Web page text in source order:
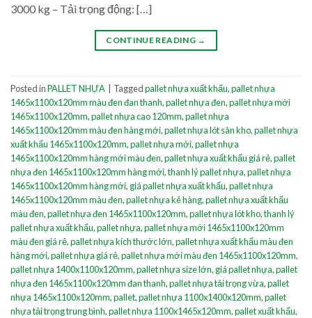
3000 kg – Tải trọng động: […]
CONTINUE READING →
Posted inPALLET NHỰA | Taggedpallet nhựa xuất khẩu,pallet nhựa
1465x1100x120mm màu đen đan thanh,pallet nhựa đen,pallet nhựa mới
1465x1100x120mm,pallet nhựa cao 120mm,pallet nhựa
1465x1100x120mm màu đen hàng mới,pallet nhựa lót sàn kho,pallet nhựa
xuất khẩu 1465x1100x120mm,pallet nhựa mới,pallet nhựa
1465x1100x120mm hàng mới màu đen,pallet nhựa xuất khẩu giá rẻ,pallet
nhựa đen 1465x1100x120mm hàng mới,thanh lý pallet nhựa,pallet nhựa
1465x1100x120mm hàng mới, giá pallet nhựa xuất khẩu,pallet nhựa
1465x1100x120mm màu đen,pallet nhựa kê hàng,pallet nhựa xuất khẩu
màu đen,pallet nhựa đen 1465x1100x120mm,pallet nhựa lót kho,thanh lý
pallet nhựa xuất khẩu,pallet nhựa,pallet nhựa mới 1465x1100x120mm
màu đen giá rẻ,pallet nhựa kích thước lớn,pallet nhựa xuất khẩu màu đen
hàng mới,pallet nhựa giá rẻ,pallet nhựa mới màu đen 1465x1100x120mm,
pallet nhựa 1400x1100x120mm,pallet nhựa size lớn, giá pallet nhựa,pallet
nhựa đen 1465x1100x120mm đan thanh,pallet nhựa tải trọng vừa,pallet
nhựa 1465x1100x120mm,pallet,pallet nhựa 1100x1400x120mm,pallet
nhựa tải trọng trung bình,pallet nhựa 1100x1465x120mm,pallet xuất khẩu,